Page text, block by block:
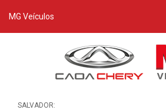
MG Veículos
SALVADOR: